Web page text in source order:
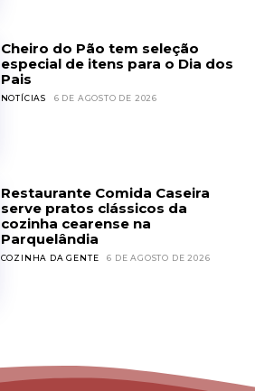
Cheiro do Pão tem seleção
especial de itens para o Dia dos
Pais
NOTÍCIAS 6 DE AGOSTO DE 2026
Restaurante Comida Caseira
serve pratos clássicos da
cozinha cearense na
Parquelândia
COZINHA DA GENTE 6 DE AGOSTO DE 2026